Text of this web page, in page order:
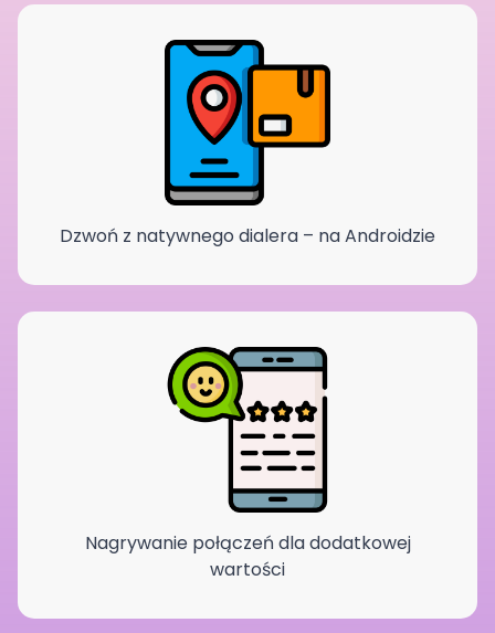
Dzwoń z natywnego dialera – na Androidzie
Nagrywanie połączeń dla dodatkowej
wartości